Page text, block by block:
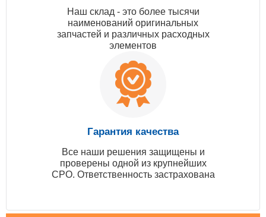
Наш склад - это более тысячи
наименований оригинальных
запчастей и различных расходных
элементов
Гарантия качества
Все наши решения защищены и
проверены одной из крупнейших
СРО. Ответственность застрахована